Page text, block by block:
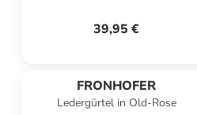
39,95 €
FRONHOFER
Ledergürtel in Old-Rose